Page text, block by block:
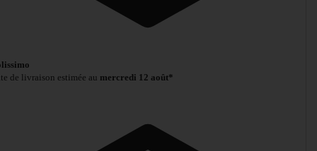
de livraison estimée au mercredi 12 août*